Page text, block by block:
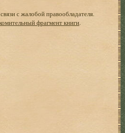
с жалобой правообладателя.
фрагмент книги.